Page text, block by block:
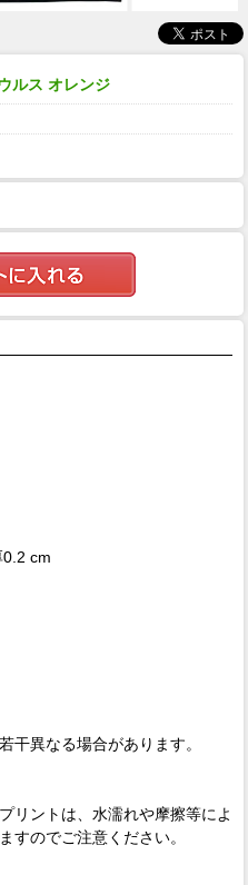
ルス オレンジ
cm
干異なる場合があります。
リントは、水濡れや摩擦等によ
すのでご注意ください。